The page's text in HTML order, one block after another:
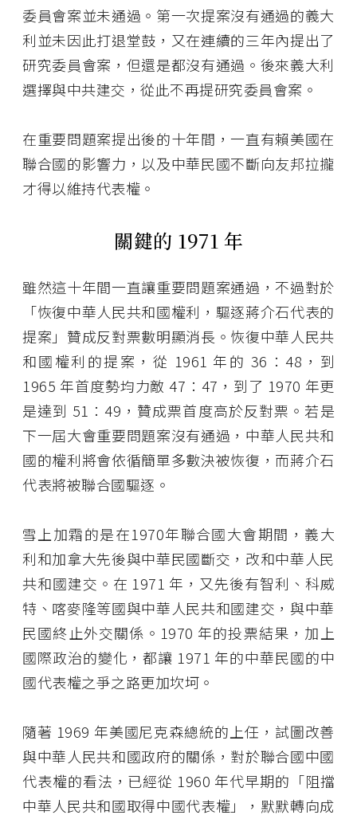
委員會案並未通過。第一次提案沒有通過的義大
利並未因此打退堂鼓，又在連續的三年內提出了
研究委員會案，但還是都沒有通過。後來義大利
選擇與中共建交，從此不再提研究委員會案。
在重要問題案提出後的十年間，一直有賴美國在
聯合國的影響力，以及中華民國不斷向友邦拉攏
才得以維持代表權。
關鍵的 1971 年
雖然這十年間一直讓重要問題案通過，不過對於
「恢復中華人民共和國權利，驅逐蔣介石代表的
提案」贊成反對票數明顯消長。恢復中華人民共
和國權利的提案，從 1961 年的 36：48，到
1965 年首度勢均力敵 47：47，到了 1970 年更
是達到 51：49，贊成票首度高於反對票。若是
下一屆大會重要問題案沒有通過，中華人民共和
國的權利將會依循簡單多數決被恢復，而蔣介石
代表將被聯合國驅逐。
雪上加霜的是在1970年聯合國大會期間，義大
利和加拿大先後與中華民國斷交，改和中華人民
共和國建交。在 1971 年，又先後有智利、科威
特、喀麥隆等國與中華人民共和國建交，與中華
民國終止外交關係。1970 年的投票結果，加上
國際政治的變化，都讓 1971 年的中華民國的中
國代表權之爭之路更加坎坷。
隨著 1969 年美國尼克森總統的上任，試圖改善
與中華人民共和國政府的關係，對於聯合國中國
代表權的看法，已經從 1960 年代早期的「阻擋
中華人民共和國取得中國代表權」，默默轉向成